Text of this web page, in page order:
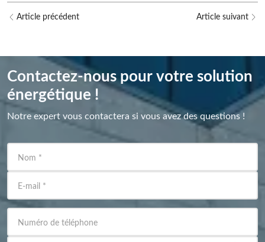
Article précédent Article suivant
Contactez-nous pour votre solution
énergétique !
Notre expert vous contactera si vous avez des questions !
Nom *
E-mail *
Numéro de téléphone